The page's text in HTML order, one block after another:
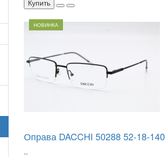
Купить
НОВИНКА
Оправа DACCHI 50288 52-18-
..